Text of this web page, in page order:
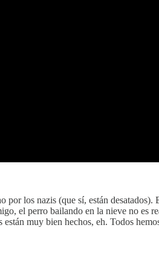
los nazis (que sí, están
el perro bailando en la nieve no es
muy bien hechos, eh. Todos